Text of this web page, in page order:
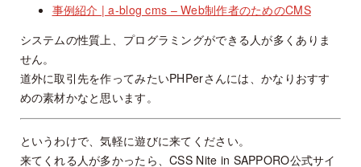
事例紹介 | a-blog cms – Web制作者のためのCMS
システムの性質上、プログラミングができる人が多くありま
せん。
道外に取引先を作ってみたいPHPerさんには、かなりおすす
めの素材かなと思います。
というわけで、気軽に遊びに来てください。
来てくれる人が多かったら、CSS Nite in SAPPORO公式サイ